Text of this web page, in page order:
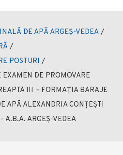
DE APĂ ARGEȘ-VEDEA /
/
POSTURI /
DE PROMOVARE
III – FORMAȚIA BARAJE
APĂ ALEXANDRIA CONȚEȘTI
A.B.A. ARGEȘ-VEDEA